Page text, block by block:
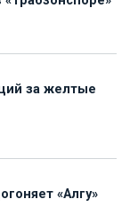
за желтые
«Алгу»